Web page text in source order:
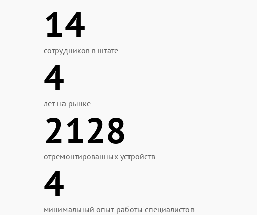
14
сотрудников в штате
4
лет на рынке
2128
отремонтированных устройств
4
минимальный опыт работы специалистов